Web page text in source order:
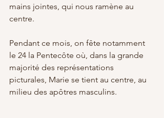
mains jointes, qui nous ramène au
centre.
Pendant ce mois, on fête notamment
le 24 la Pentecôte où, dans la grande
majorité des représentations
picturales, Marie se tient au centre, au
milieu des apôtres masculins.